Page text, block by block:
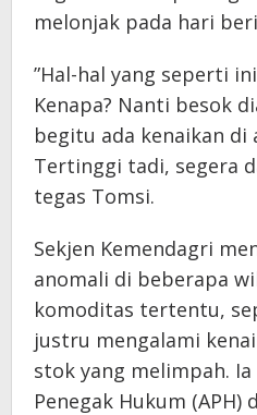
melonjak pada hari
​”Hal-hal yang seperti
Kenapa? Nanti besok
begitu ada kenaikan di
Tertinggi tadi, segera
tegas Tomsi.
​Sekjen Kemendagri
anomali di beberapa
komoditas tertentu,
justru mengalami
stok yang melimpah.
Penegak Hukum